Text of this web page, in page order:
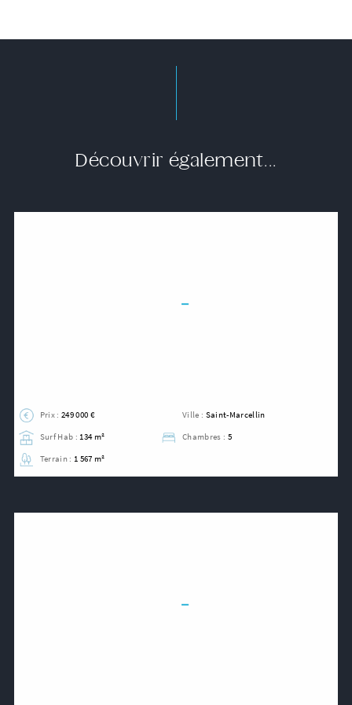
Découvrir également...
Prix : 249 000 € Ville : Saint-Marcellin
Surf Hab : 134 m² Chambres : 5
Terrain : 1 567 m²